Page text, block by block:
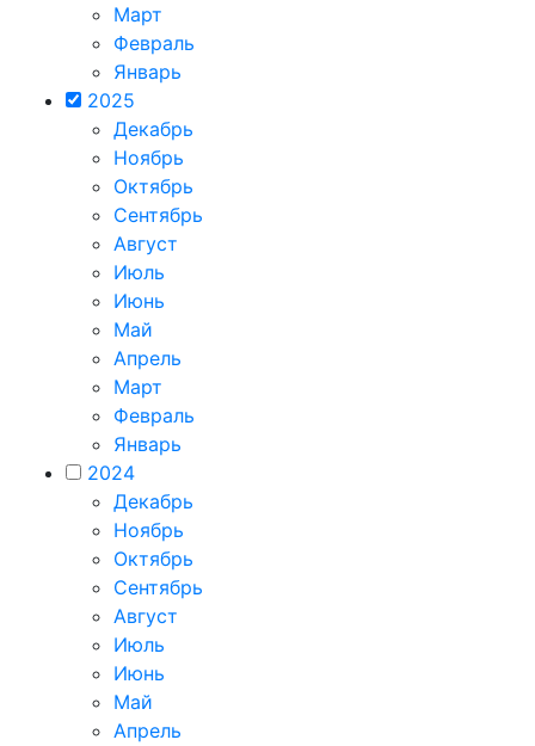
Март
Февраль
Январь
2025
Декабрь
Ноябрь
Октябрь
Сентябрь
Август
Июль
Июнь
Май
Апрель
Март
Февраль
Январь
2024
Декабрь
Ноябрь
Октябрь
Сентябрь
Август
Июль
Июнь
Май
Апрель